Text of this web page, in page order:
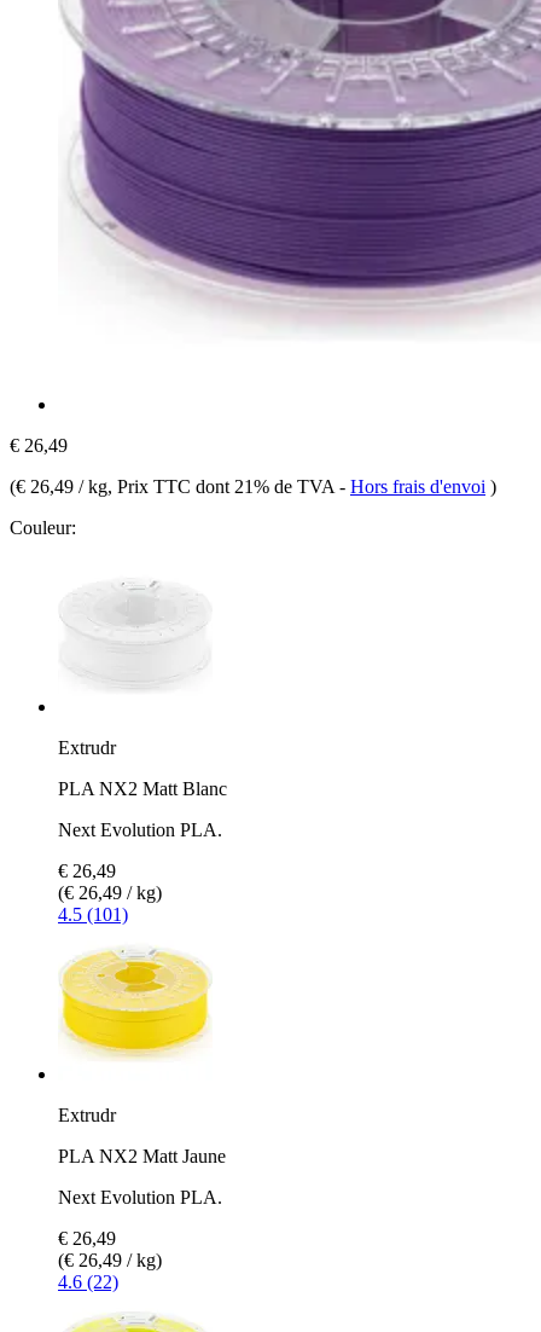
€ 26,49
(€ 26,49 / kg, Prix TTC dont 21% de TVA - Hors frais d'envoi )
Couleur:
Extrudr
PLA NX2 Matt Blanc
Next Evolution PLA.
€ 26,49
(€ 26,49 / kg)
4.5 (101)
Extrudr
PLA NX2 Matt Jaune
Next Evolution PLA.
€ 26,49
(€ 26,49 / kg)
4.6 (22)